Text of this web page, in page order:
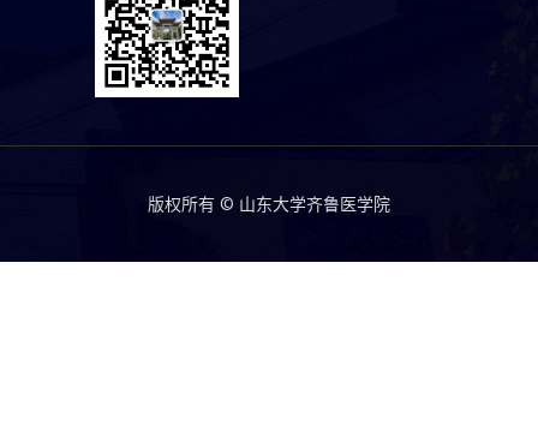
版权所有 © 山东大学齐鲁医学院